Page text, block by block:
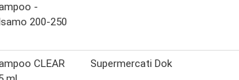
-
200-250
CLEAR
Supermercati Dok